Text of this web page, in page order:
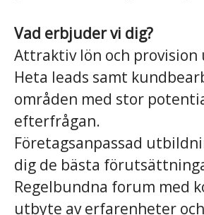
Vad erbjuder vi dig?
Attraktiv lön och provision
Heta leads samt
områden med stor
efterfrågan.
Företagsanpassad
dig de bästa
Regelbundna forum med
utbyte av erfarenheter och